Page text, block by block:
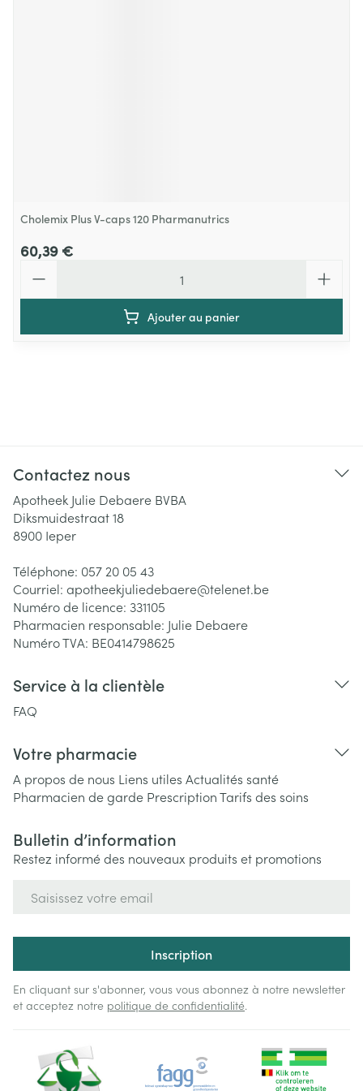
Cholemix Plus V-caps 120 Pharmanutrics
60,39 €
Ajouter au panier
Contactez nous
Apotheek Julie Debaere BVBA
Diksmuidestraat 18
8900 Ieper
Téléphone: 057 20 05 43
Courriel: apotheekjuliedebaere@telenet.be
Numéro de licence: 331105
Pharmacien responsable: Julie Debaere
Numéro TVA: BE0414798625
Service à la clientèle
FAQ
Votre pharmacie
A propos de nous Liens utiles Actualités santé
Pharmacien de garde PrescriptionTarifs des soins
Bulletin d’information
Restez informé des nouveaux produits et promotions
Inscription
En cliquant sur s'abonner, vous vous abonnez à notre newsletter
et acceptez notre politique de confidentialité.